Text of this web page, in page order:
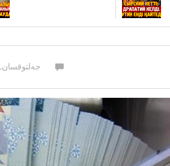
10 جەلتوقسان, 2021 ساعات 09:00